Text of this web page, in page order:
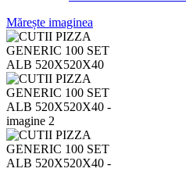
Mărește imaginea